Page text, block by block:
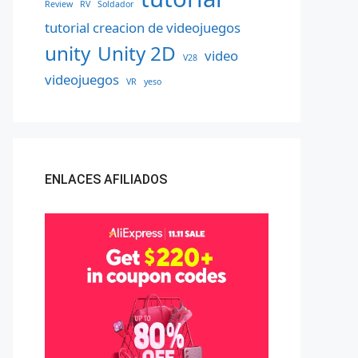
Review RV Soldador
tutorial creacion de videojuegos
unity Unity 2D V28
video
videojuegos
VR yeso
ENLACES AFILIADOS